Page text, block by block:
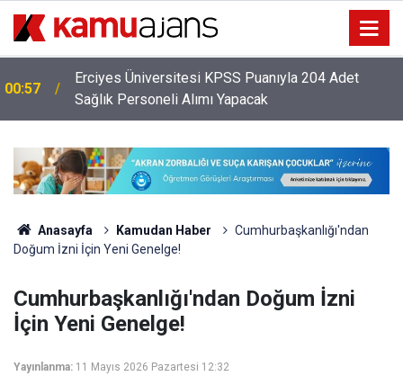
00:57
Erciyes Üniversitesi KPSS Puanıyla 204 Adet
Sağlık Personeli Alımı Yapacak
Anasayfa Kamudan Haber
Cumhurbaşkanlığı'ndan
Doğum İzni İçin Yeni Genelge!
Cumhurbaşkanlığı'ndan Doğum İzni
İçin Yeni Genelge!
Yayınlanma: 11 Mayıs 2026 Pazartesi 12:32